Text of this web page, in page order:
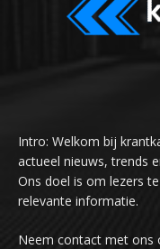
Intro: Welkom bij
actueel nieuws, trends
Ons doel is om lezers
relevante informatie.
Neem contact met ons